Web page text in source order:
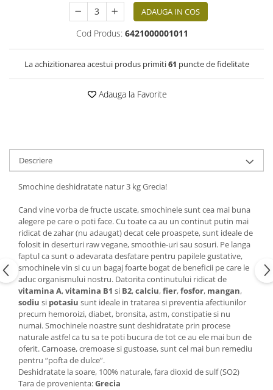
ADAUGA IN COS
Cod Produs: 6421000001011
La achizitionarea acestui produs primiti61 puncte de fidelitate
Adauga la Favorite
Descriere
Smochine deshidratate natur 3 kg Grecia!
Cand vine vorba de fructe uscate, smochinele sunt cea mai buna
alegere pe care o poti face. Cu toate ca au un continut putin mai
ridicat de zahar (nu adaugat) decat cele proaspete, sunt ideale de
folosit in deserturi raw vegane, smoothie-uri sau sosuri. Pe langa
faptul ca sunt o adevarata desfatare pentru papilele gustative,
smochinele vin si cu un bagaj foarte bogat de beneficii pe care le
aduc organismului nostru. Datorita continutului ridicat de
vitamina A,vitamina B1 si B2,calciu,fier,fosfor, mangan,
sodiu si potasiu sunt ideale in tratarea si preventia afectiunilor
precum hemoroizi, diabet, bronsita, astm, constipatie si nu
numai. Smochinele noastre sunt deshidratate prin procese
naturale astfel ca tu sa te poti bucura de tot ce au ele mai bun de
oferit. Carnoase, cremoase si gustoase, sunt cel mai bun remediu
pentru “pofta de dulce”.
Deshidratate la soare, 100% naturale, fara dioxid de sulf (SO2)
Tara de provenienta:Grecia